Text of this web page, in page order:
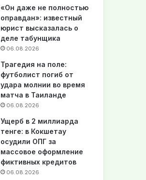
«Он даже не полностью
оправдан»: известный
юрист высказалась о
деле табунщика
06.08.2026
Трагедия на поле:
футболист погиб от
удара молнии во время
матча в Таиланде
06.08.2026
Ущерб в 2 миллиарда
тенге: в Кокшетау
осудили ОПГ за
массовое оформление
фиктивных кредитов
06.08.2026